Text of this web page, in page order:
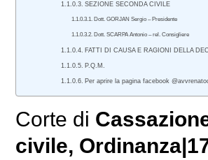
SEZIONE SECONDA CIVILE
Dott. GORJAN Sergio – Presidente
Dott. SCARPA Antonio – rel. Consigliere
FATTI DI CAUSA E RAGIONI DELLA
P.Q.M.
Per aprire la pagina facebook
Corte di
civile,